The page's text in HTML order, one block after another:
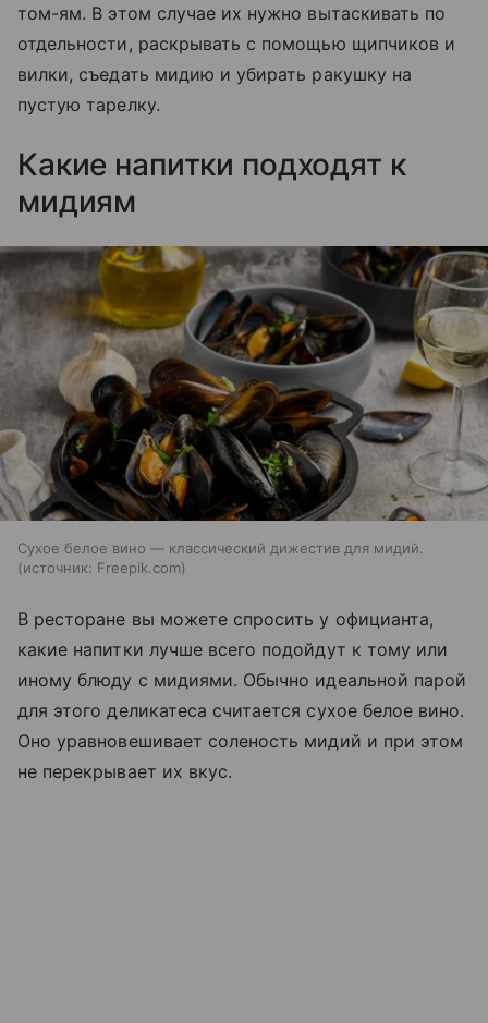
том-ям. В этом случае их нужно вытаскивать по
отдельности, раскрывать с помощью щипчиков и
вилки, съедать мидию и убирать ракушку на
пустую тарелку.
Какие напитки подходят к
мидиям
Сухое белое вино — классический дижестив для мидий.
источник: Freepik.com
В ресторане вы можете спросить у официанта,
какие напитки лучше всего подойдут к тому или
иному блюду с мидиями. Обычно идеальной парой
для этого деликатеса считается сухое белое вино.
Оно уравновешивает соленость мидий и при этом
не перекрывает их вкус.